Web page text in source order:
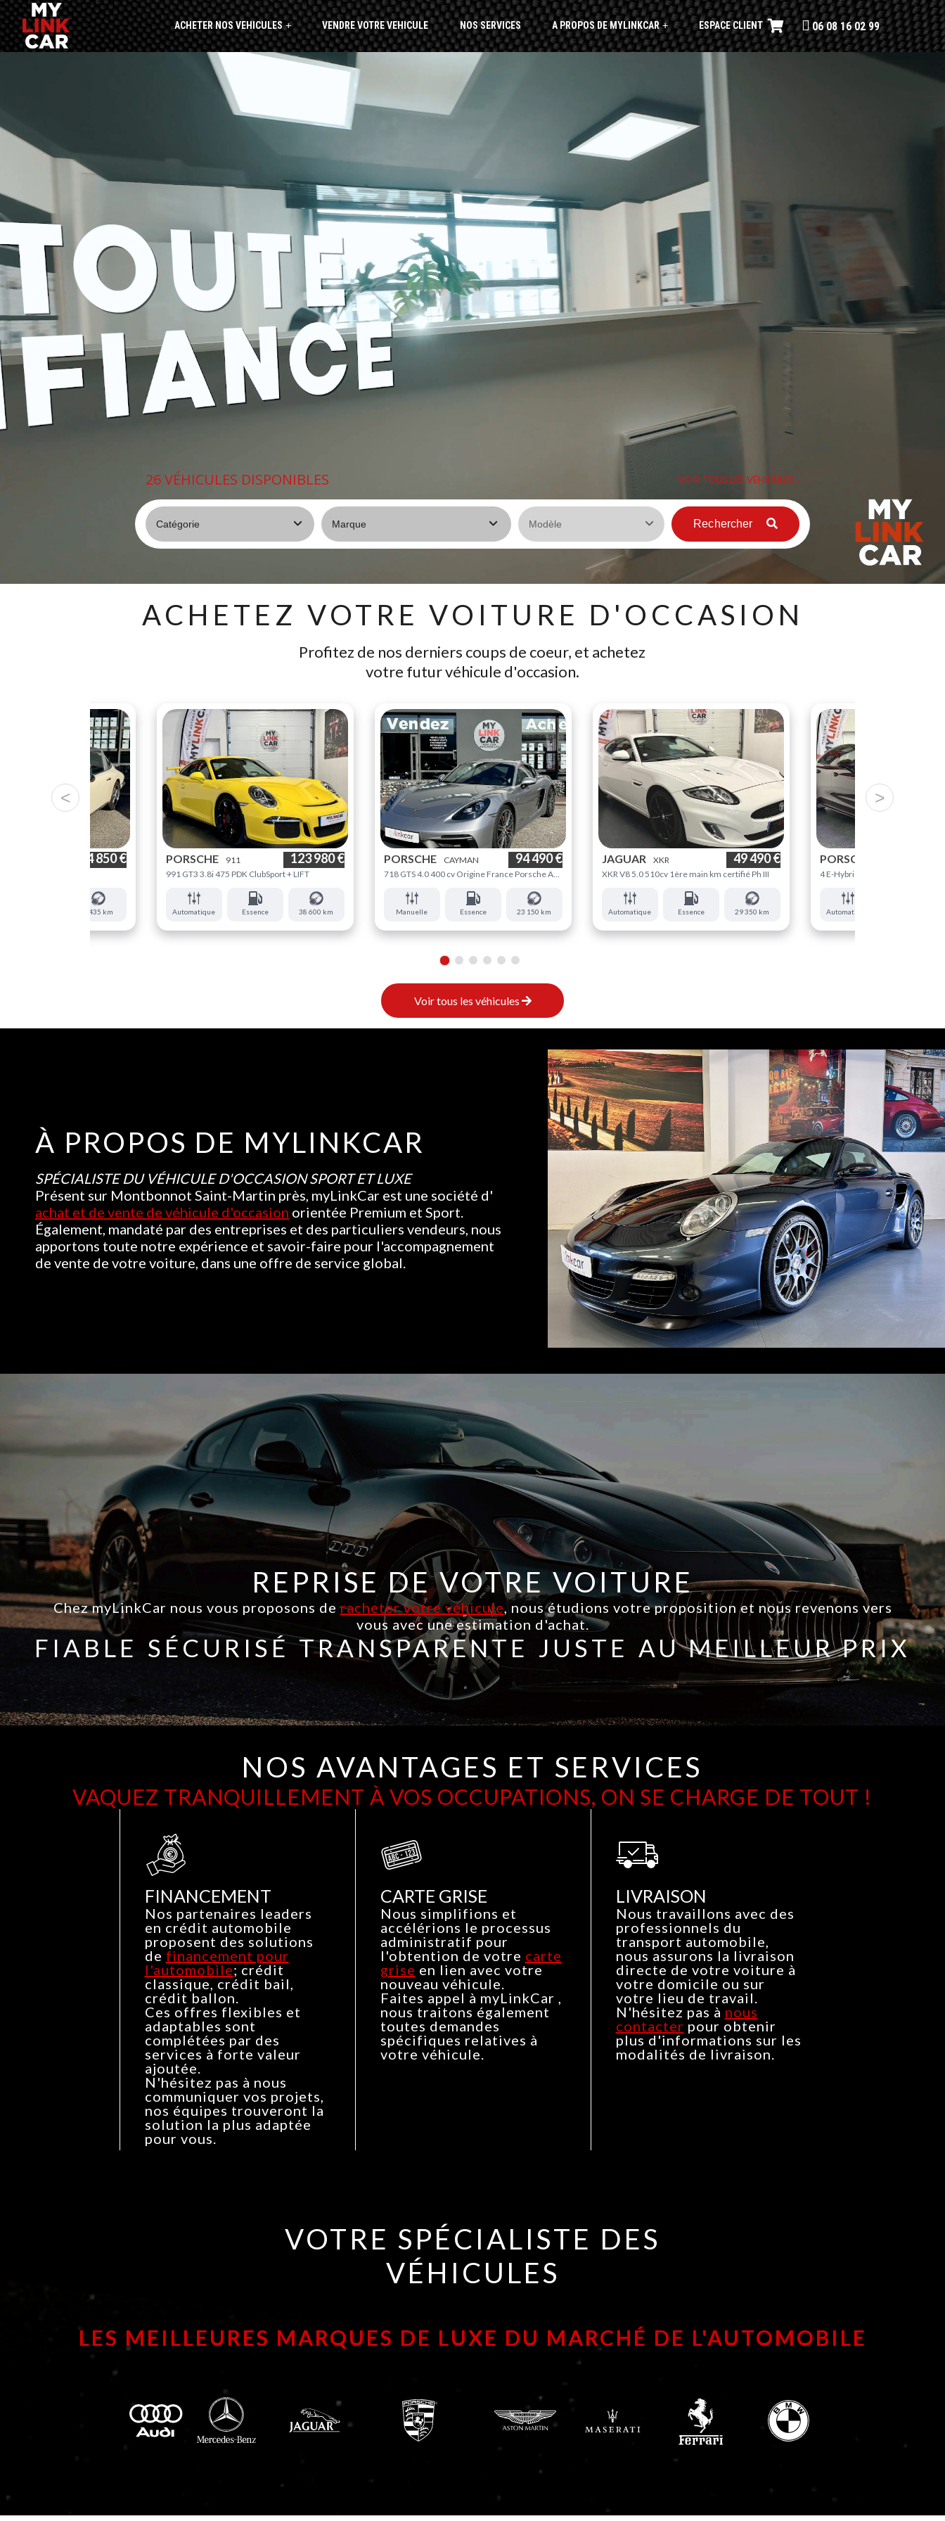
+
ACHETER NOS VEHICULES VENDRE VOTRE VEHICULE NOS SERVICES +
A PROPOS DE MYLINKCAR ESPACE CLIENT 06 08 16 02 99
26VÉHICULES DISPONIBLES VOIR TOUS LES VÉHICULES ›
Rechercher
ACHETEZ VOTRE VOITURE D'OCCASION
Profitez de nos derniers coups de coeur, et achetez
votre futur véhicule d'occasion.
<
114 850 €
2 435 km
PORSCHE 911 123 980 €
991 GT3 3.8i 475 PDK ClubSport + LIFT
Automatique Essence 38 600 km
PORSCHE CAYMAN 94 490 €
718 GTS 4.0 400 cv Origine France Porsche Approved 03/2028
Manuelle Essence 23 150 km
JAGUAR XKR 49 490 €
XKR V8 5.0 510cv 1ère main km certifié Ph III
Automatique Essence 29 350 km
PORSCHE
4 E-Hybride 2.9i V6 462cv
Automatique
>
1 3 4 5 6
Voir tous les véhicules
À PROPOS DE MYLINKCAR
SPÉCIALISTE DU VÉHICULE D'OCCASION SPORT ET LUXE
Présent sur Montbonnot Saint-Martin près, myLinkCar est une société d'
achat et de vente de véhicule d'occasion orientée Premium et Sport.
Également, mandaté par des entreprises et des particuliers vendeurs, nous
apportons toute notre expérience et savoir-faire pour l'accompagnement
de vente de votre voiture, dans une offre de service global.
REPRISE DE VOTRE VOITURE
Chez myLinkCar nous vous proposons deracheter votre véhicule, nous étudions votre proposition et nous revenons vers
vous avec une estimation d'achat.
FIABLE SÉCURISÉ TRANSPARENTE JUSTE AU MEILLEUR PRIX
NOS AVANTAGES ET SERVICES
VAQUEZ TRANQUILLEMENT À VOS OCCUPATIONS, ON SE CHARGE DE TOUT !
FINANCEMENT
Nos partenaires leaders
en crédit automobile
proposent des solutions
de financement pour
l'automobile; crédit
classique, crédit bail,
crédit ballon.
Ces offres flexibles et
adaptables sont
complétées par des
services à forte valeur
ajoutée.
N'hésitez pas à nous
communiquer vos projets,
nos équipes trouveront la
solution la plus adaptée
pour vous.
CARTE GRISE
Nous simplifions et
accélérions le processus
administratif pour
l'obtention de votre carte
grise en lien avec votre
nouveau véhicule.
Faites appel à myLinkCar ,
nous traitons également
toutes demandes
spécifiques relatives à
votre véhicule.
LIVRAISON
Nous travaillons avec des
professionnels du
transport automobile,
nous assurons la livraison
directe de votre voiture à
votre domicile ou sur
votre lieu de travail.
N'hésitez pas à nous
contacter pour obtenir
plus d'informations sur les
modalités de livraison.
VOTRE SPÉCIALISTE DES
VÉHICULES
LES MEILLEURES MARQUES DE LUXE DU MARCHÉ DE L'AUTOMOBILE